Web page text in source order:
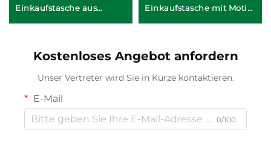
Einkaufstasche aus
Einkaufstasche mit Motiv
verwurzelt in der lokalen
Geschichte
Kostenloses Angebot anfordern
Unser Vertreter wird Sie in Kürze kontaktieren.
E-Mail
0/100